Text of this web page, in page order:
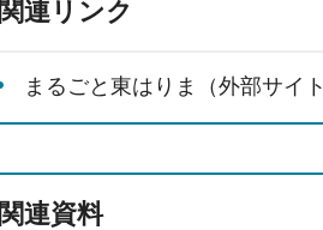
関連リンク
まるごと東はりま（外部サイ
関連資料